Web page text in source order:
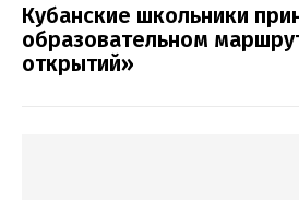
Кубанские школьники
образовательном
открытий»